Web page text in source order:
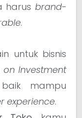
harus brand-
.
untuk bisnis
on Investment
mampu
experience.